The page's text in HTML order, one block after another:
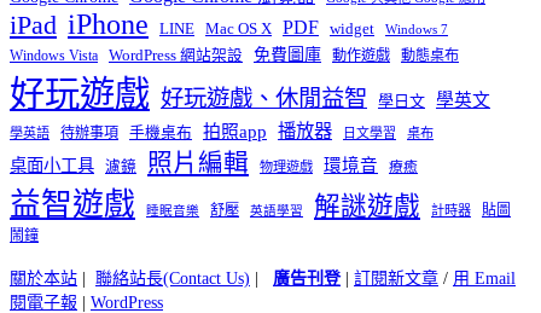
iPad iPhone LINE Mac OS X PDF widget Windows 7
Windows Vista WordPress 網站架設 免費圖庫 動作遊戲 動態桌布
好玩遊戲 好玩遊戲、休閒益智 學日文 學英文
學英語 待辦事項 手機桌布 拍照app 播放器 日文學習 桌布
桌面小工具 濾鏡 照片編輯 物理遊戲 環境音 療癒
益智遊戲 睡眠音樂 舒壓 英語學習 解謎遊戲 計時器
貼圖
鬧鐘
關於本站 | 聯絡站長(Contact Us) | 廣告刊登| 訂閱新文章 / 用 Email
閱電子報 | WordPress